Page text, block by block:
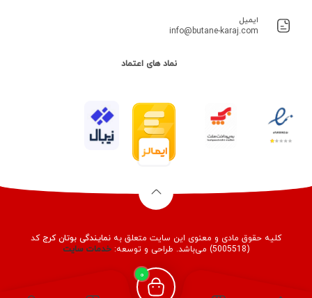
0
ایمیل
info@butane-karaj.com
نماد های اعتماد
کلیه حقوق مادی و معنوی این سایت متعلق به نمایندگی بوتان کرجکد
(5005518) می‌باشد. طراحی و توسعه:
خدماتسایت